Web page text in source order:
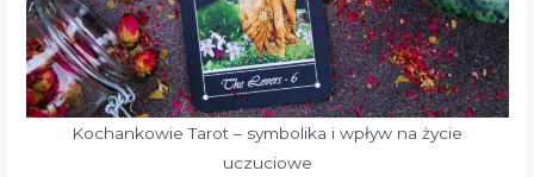
Kochankowie Tarot – symbolika i wpływ na życie
uczuciowe